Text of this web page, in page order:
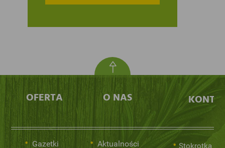
OFERTA
Gazetki
O NAS
Aktualności Stokrotka